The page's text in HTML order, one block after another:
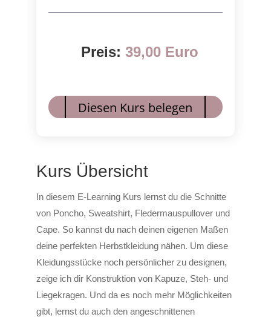
Preis: 39,00 Euro
Diesen Kurs belegen
Kurs Übersicht
In diesem E-Learning Kurs lernst du die Schnitte
von Poncho, Sweatshirt, Fledermauspullover und
Cape. So kannst du nach deinen eigenen Maßen
deine perfekten Herbstkleidung nähen. Um diese
Kleidungsstücke noch persönlicher zu designen,
zeige ich dir Konstruktion von Kapuze, Steh- und
Liegekragen. Und da es noch mehr Möglichkeiten
gibt, lernst du auch den angeschnittenen